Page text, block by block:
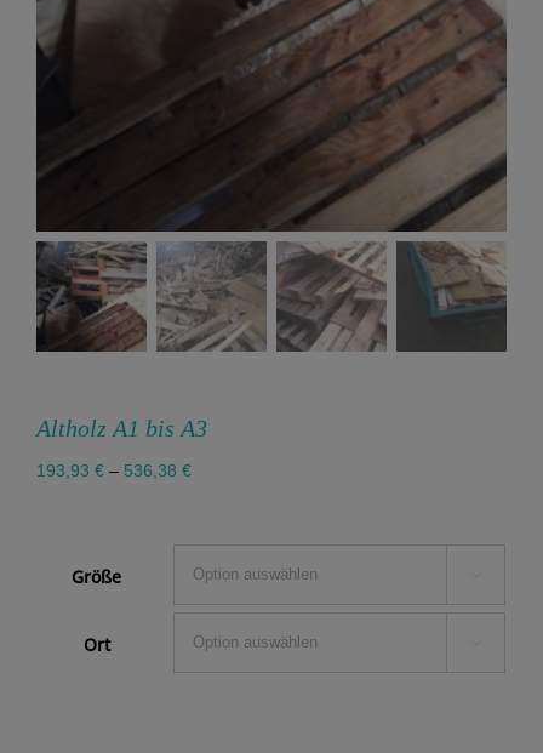
Altholz A1 bis A3
193,93 € – 536,38 €
Größe
Ort